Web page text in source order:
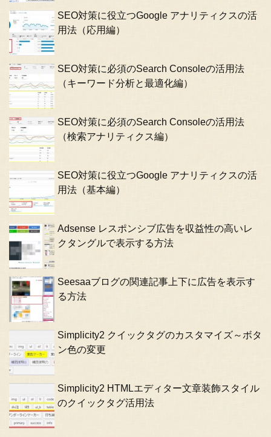
SEO対策に役立つGoogle アナリティクスの活
用法（応用編）
SEO対策に必須のSearch Consoleの活用法
（キーワード分析と最適化編）
SEO対策に必須のSearch Consoleの活用法
（検索アナリティクス編）
SEO対策に役立つGoogle アナリティクスの活
用法（基本編）
Adsense レスポンシブ広告を収益性の高いレ
クタングルで表示する方法
Seesaaブログの関連記事上下に広告を表示す
る方法
Simplicity2 クイックタグのカスタマイズ～ボタ
ン色の変更
Simplicity2 HTMLエディター文章装飾スタイル
のクイックタグ活用法